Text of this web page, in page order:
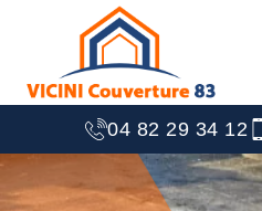
04 82 29 34 12